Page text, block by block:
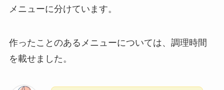
メニューに分けています。
作ったことのあるメニューについては、調理時間
を載せました。